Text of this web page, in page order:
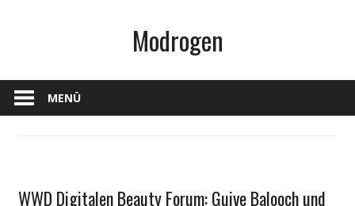
Modrogen
MENÜ
& Balance
WWD Digitalen Beauty Forum: Guive Balooch und